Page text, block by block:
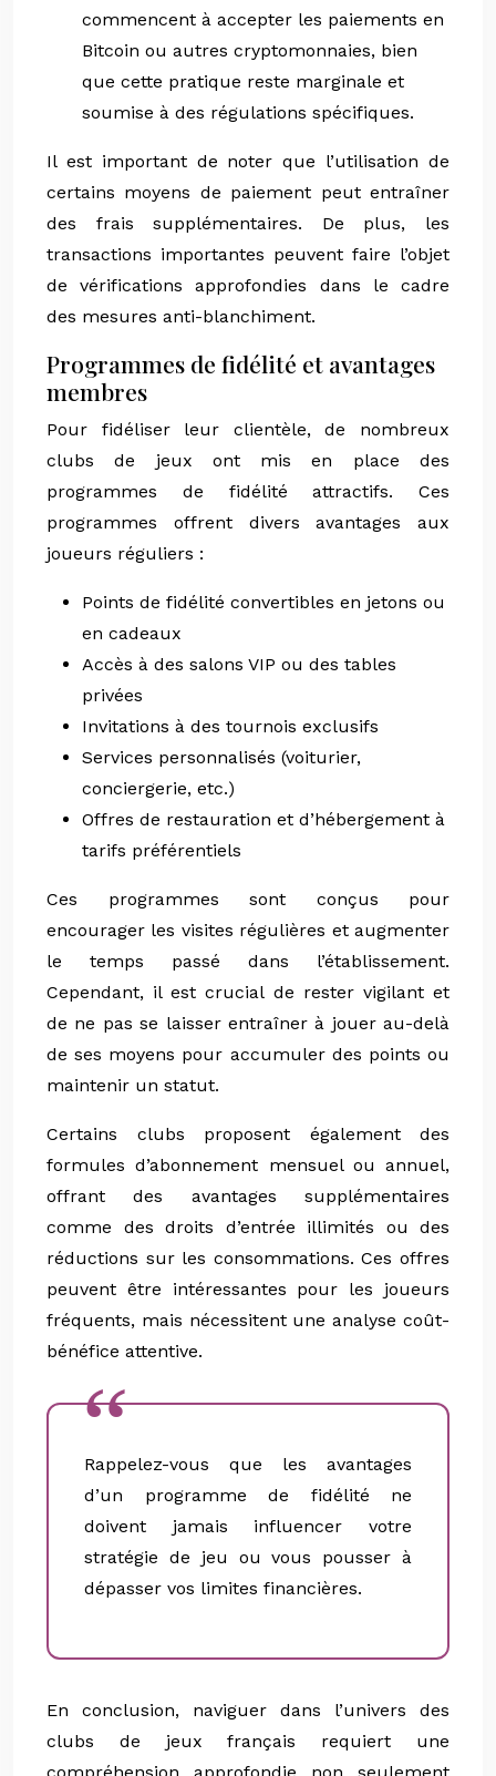
commencent à accepter les paiements en
Bitcoin ou autres cryptomonnaies, bien
que cette pratique reste marginale et
soumise à des régulations spécifiques.
Il est important de noter que l’utilisation de
certains moyens de paiement peut entraîner
des frais supplémentaires. De plus, les
transactions importantes peuvent faire l’objet
de vérifications approfondies dans le cadre
des mesures anti-blanchiment.
Programmes de fidélité et avantages
membres
Pour fidéliser leur clientèle, de nombreux
clubs de jeux ont mis en place des
programmes de fidélité attractifs. Ces
programmes offrent divers avantages aux
joueurs réguliers :
Points de fidélité convertibles en jetons ou
en cadeaux
Accès à des salons VIP ou des tables
privées
Invitations à des tournois exclusifs
Services personnalisés (voiturier,
conciergerie, etc.)
Offres de restauration et d’hébergement à
tarifs préférentiels
Ces programmes sont conçus pour
encourager les visites régulières et augmenter
le temps passé dans l’établissement.
Cependant, il est crucial de rester vigilant et
de ne pas se laisser entraîner à jouer au-delà
de ses moyens pour accumuler des points ou
maintenir un statut.
Certains clubs proposent également des
formules d’abonnement mensuel ou annuel,
offrant des avantages supplémentaires
comme des droits d’entrée illimités ou des
réductions sur les consommations. Ces offres
peuvent être intéressantes pour les joueurs
fréquents, mais nécessitent une analyse coût-
bénéfice attentive.
Rappelez-vous que les avantages
d’un programme de fidélité ne
doivent jamais influencer votre
stratégie de jeu ou vous pousser à
dépasser vos limites financières.
En conclusion, naviguer dans l’univers des
clubs de jeux français requiert une